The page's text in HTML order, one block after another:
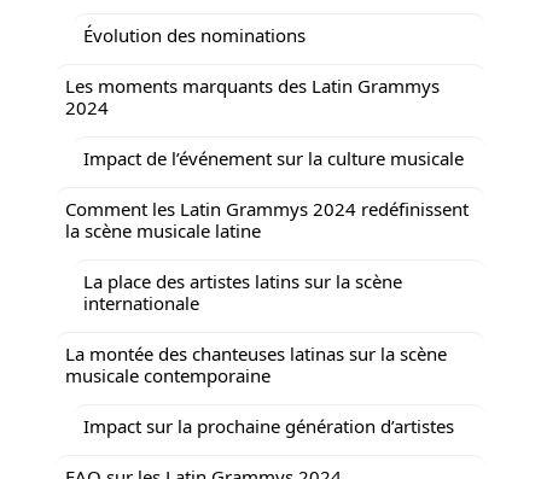
Évolution des nominations
Les moments marquants des Latin Grammys
2024
Impact de l’événement sur la culture musicale
Comment les Latin Grammys 2024 redéfinissent
la scène musicale latine
La place des artistes latins sur la scène
internationale
La montée des chanteuses latinas sur la scène
musicale contemporaine
Impact sur la prochaine génération d’artistes